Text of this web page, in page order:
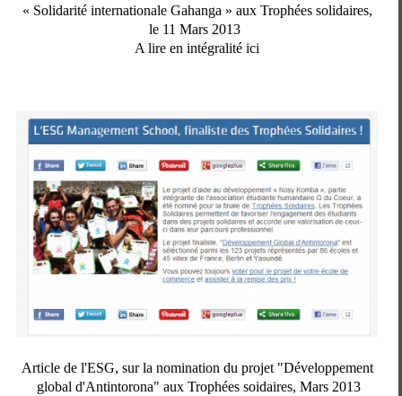
« Solidarité internationale Gahanga » aux Trophées solidaires,
le 11 Mars 2013
A lire en intégralité ici
Article de l'ESG, sur la nomination du projet "Développement
global d'Antintorona" aux Trophées soidaires, Mars 2013